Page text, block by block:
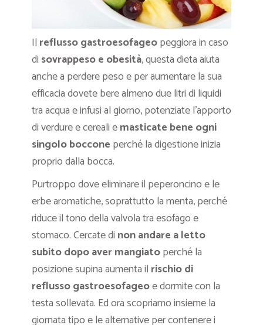
Il reflusso gastroesofageopeggiora in caso
di sovrappeso e obesità, questa dieta aiuta
anche a perdere peso e per aumentare la sua
efficacia dovete bere almeno due litri di liquidi
tra acqua e infusi al giorno, potenziate l’apporto
di verdure e cereali emasticate bene ogni
singolo boccone perché la digestione inizia
proprio dalla bocca.
Purtroppo dove eliminare il peperoncino e le
erbe aromatiche, soprattutto la menta, perché
riduce il tono della valvola tra esofago e
stomaco. Cercate di non andare a letto
subito dopo aver mangiatoperché la
posizione supina aumenta il rischio di
reflusso gastroesofageoe dormite con la
testa sollevata. Ed ora scopriamo insieme la
giornata tipo e le alternative per contenere i